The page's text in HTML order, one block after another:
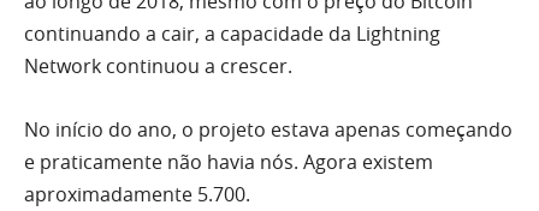
continuando a cair, a capacidade da Lightning
Network continuou a crescer.
No início do ano, o projeto estava apenas começando
e praticamente não havia nós. Agora existem
aproximadamente 5.700.